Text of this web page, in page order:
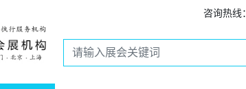
咨询热线：